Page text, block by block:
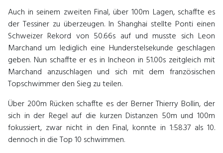
Auch in seinem zweiten Final, über 100m Lagen, schaffte es
der Tessiner zu überzeugen. In Shanghai stellte Ponti einen
Schweizer Rekord von 50.66s auf und musste sich Leon
Marchand um lediglich eine Hunderstelsekunde geschlagen
geben. Nun schaffte er es in Incheon in 51.00s zeitgleich mit
Marchand anzuschlagen und sich mit dem französischen
Topschwimmer den Sieg zu teilen.
Über 200m Rücken schaffte es der Berner Thierry Bollin, der
sich in der Regel auf die kurzen Distanzen 50m und 100m
fokussiert, zwar nicht in den Final, konnte in 1:58.37 als 10.
dennoch in die Top 10 schwimmen.